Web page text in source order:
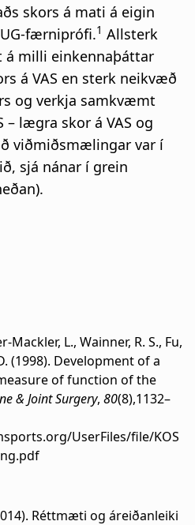
skors á mati á eigin
færniprófi.1 Allsterk
milli einkennaþáttar
á VAS en sterk neikvæð
og verkja samkvæmt
– lægra skor á VAS og
viðmiðsmælingar var í
sjá nánar í grein
Mackler, L., Wainner, R. S., Fu,
(1998). Development of a
of function of the
& Joint Surgery, 80(8),1132–
UserFiles/file/KOS
Réttmæti og áreiðanleiki